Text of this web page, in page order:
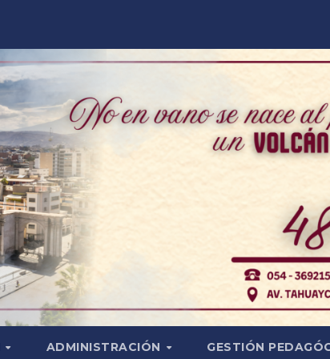
ADMINISTRACIÓN GESTIÓN